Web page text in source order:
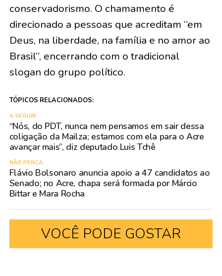
conservadorismo. O chamamento é
direcionado a pessoas que acreditam “em
Deus, na liberdade, na família e no amor ao
Brasil”, encerrando com o tradicional
slogan do grupo político.
TÓPICOS RELACIONADOS:
A SEGUIR
“Nós, do PDT, nunca nem pensamos em sair dessa
coligação da Mailza; estamos com ela para o Acre
avançar mais”, diz deputado Luis Tchê
NÃO PERCA
Flávio Bolsonaro anuncia apoio a 47 candidatos ao
Senado; no Acre, chapa será formada por Márcio
Bittar e Mara Rocha
VOCÊ PODE GOSTAR